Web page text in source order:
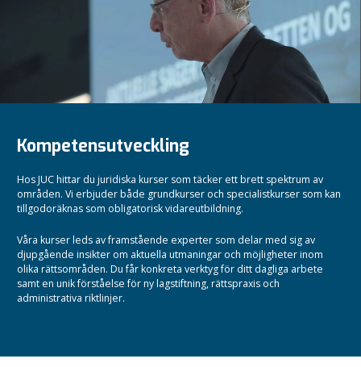
Kompetensutveckling
Hos JUC hittar du juridiska kurser som täcker ett brett spektrum av
områden. Vi erbjuder både grundkurser och specialistkurser som kan
tillgodoräknas som obligatorisk vidareutbildning.
Våra kurser leds av framstående experter som delar med sig av
djupgående insikter om aktuella utmaningar och möjligheter inom
olika rättsområden. Du får konkreta verktyg för ditt dagliga arbete
samt en unik förståelse för ny lagstiftning, rättspraxis och
administrativa riktlinjer.